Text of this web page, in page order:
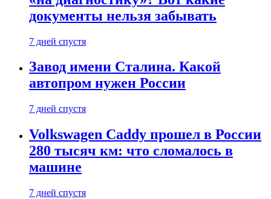
документы нельзя забывать
7 дней спустя
Завод имени Сталина. Какой
автопром нужен России
7 дней спустя
Volkswagen Caddy прошел в России
280 тысяч км: что сломалось в
машине
7 дней спустя